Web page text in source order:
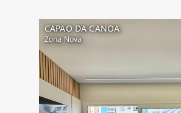
CAPAO DA CANOA
Zona Nova